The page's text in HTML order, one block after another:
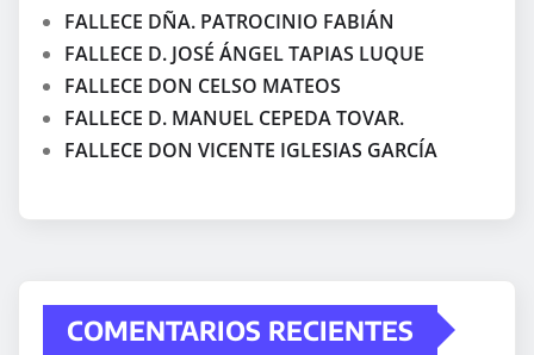
FALLECE DÑA. PATROCINIO FABIÁN
FALLECE D. JOSÉ ÁNGEL TAPIAS LUQUE
FALLECE DON CELSO MATEOS
FALLECE D. MANUEL CEPEDA TOVAR.
FALLECE DON VICENTE IGLESIAS GARCÍA
COMENTARIOS RECIENTES